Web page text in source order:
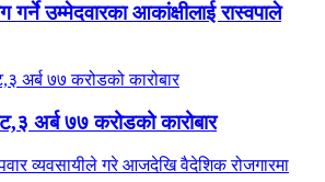
उम्मेदवारका आकांक्षीलाई रास्वपाले
अर्ब ७७ करोडको कारोबार